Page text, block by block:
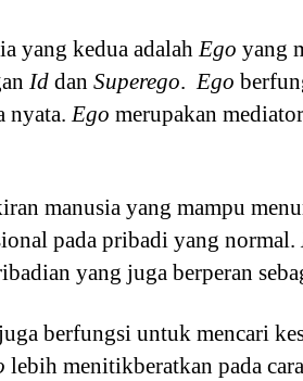
yang kedua adalah Ego yang
Id dan Superego. Ego
nyata. Ego merupakan
manusia yang mampu
pada pribadi yang normal.
yang juga berperan
berfungsi untuk mencari
lebih menitikberatkan pada